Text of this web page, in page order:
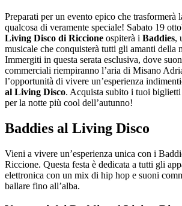
Preparati per un evento epico che trasformerà
qualcosa di veramente speciale! Sabato 19
Living Disco di Riccione ospiterà i Baddies,
musicale che conquisterà tutti gli amanti della
Immergiti in questa serata esclusiva, dove
commerciali riempiranno l’aria di Misano
l’opportunità di vivere un’esperienza
al Living Disco. Acquista subito i tuoi biglietti
per la notte più cool dell’autunno!
Baddies al Living Disco
Vieni a vivere un’esperienza unica con i
Riccione. Questa festa è dedicata a tutti gli
elettronica con un mix di hip hop e suoni
ballare fino all’alba.